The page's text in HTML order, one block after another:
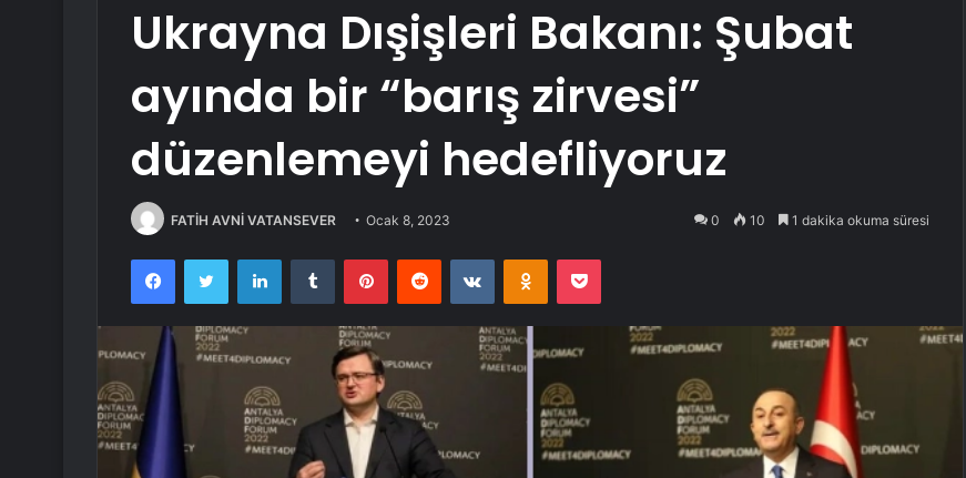
Ukrayna Dışişleri Bakanı: Şubat
ayında bir “barış zirvesi”
düzenlemeyi hedefliyoruz
FATİH AVNİ VATANSEVER Ocak 8, 2023 0 10 1 dakika okuma süresi
FacebookTwitter LinkedInTumblr PinterestReddit VKontakteOdnoklassniki
Pocket